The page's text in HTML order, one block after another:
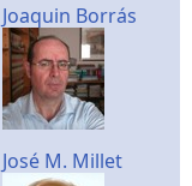
Joaquin Borrás
José M. Millet